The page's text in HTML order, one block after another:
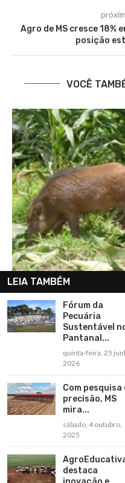
Agro de MS cresce 18%
posição
VOCÊ
Projeto de lei de
segunda-
LEIA TAMBÉM
Fórum da
Pecuária
Sustentável
Pantanal...
quinta-feira, 25
2026
Com pesquisa
precisão, MS
mira...
sábado, 4 outubro,
2025
destaca